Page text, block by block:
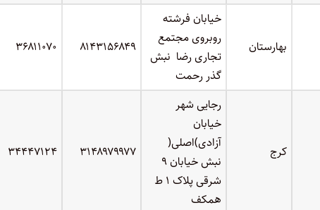
بهارستان
خیابان فرشته
روبروی مجتمع
تجاری رضا نبش
گذر رحمت
۸۱۴۳۱۵۶۸۴۹ ۳۶۸۱۱۰۷۰
کرج
رجایی شهر
خیابان
آزادی)اصلی(
نبش خیابان ۹
شرقی پلاک ۱ ط
همکف
۳۱۴۸۹۷۹۹۷۷ ۳۴۴۴۷۱۲۴